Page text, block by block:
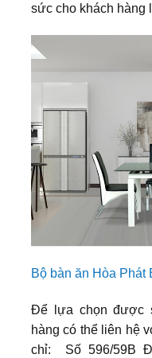
sức cho khách hàng
Bộ bàn ăn Hòa Phát
Để lựa chọn được
hàng có thể liên hệ
chỉ: Số 596/59B